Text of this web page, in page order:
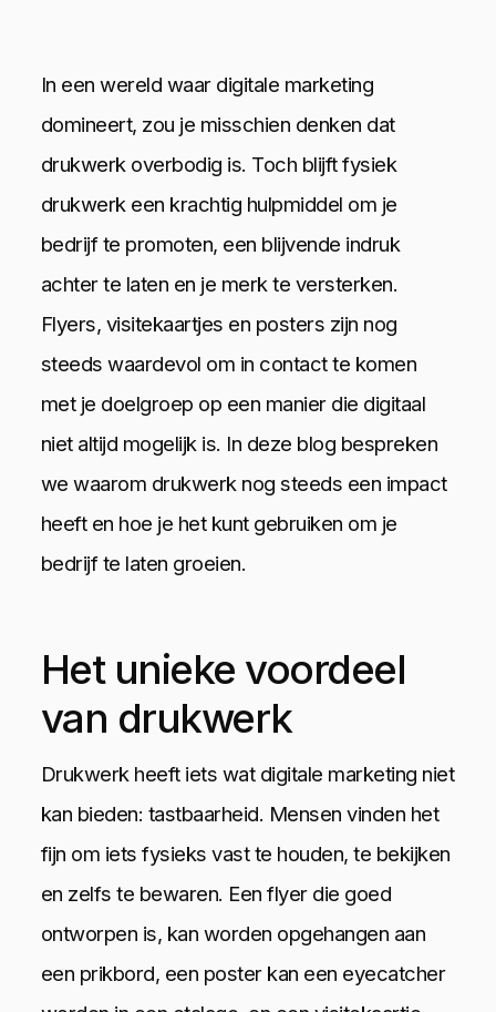
In een wereld waar digitale marketing
domineert, zou je misschien denken dat
drukwerk overbodig is. Toch blijft fysiek
drukwerk een krachtig hulpmiddel om je
bedrijf te promoten, een blijvende indruk
achter te laten en je merk te versterken.
Flyers, visitekaartjes en posters zijn nog
steeds waardevol om in contact te komen
met je doelgroep op een manier die digitaal
niet altijd mogelijk is. In deze blog bespreken
we waarom drukwerk nog steeds een impact
heeft en hoe je het kunt gebruiken om je
bedrijf te laten groeien.
Het unieke voordeel
van drukwerk
Drukwerk heeft iets wat digitale marketing niet
kan bieden: tastbaarheid. Mensen vinden het
fijn om iets fysieks vast te houden, te bekijken
en zelfs te bewaren. Een flyer die goed
ontworpen is, kan worden opgehangen aan
een prikbord, een poster kan een eyecatcher